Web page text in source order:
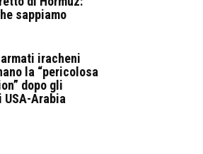
sappiamo
iracheni
la “pericolosa
dopo gli
Arabia